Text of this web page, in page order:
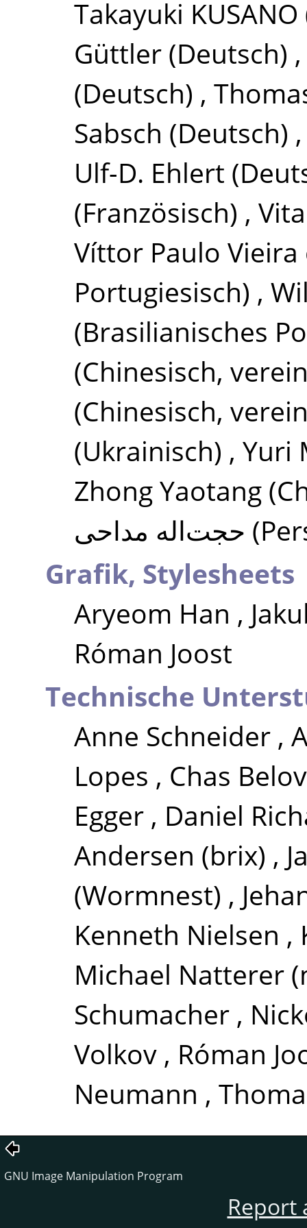
Takayuki KUSANO
Güttler (Deutsch)
(Deutsch) ,
Sabsch (Deutsch)
Ulf-D. Ehlert
(Französisch) ,
Víttor Paulo Vieira
Portugiesisch) ,
(Brasilianisches
(Chinesisch,
(Chinesisch,
(Ukrainisch) , Yuri
Zhong Yaotang
حجت‌اله مداحی
Grafik, Stylesheets
Aryeom Han ,
Róman Joost
Technische
Anne Schneider ,
Lopes , Chas Belov
Egger , Daniel
Andersen (brix) ,
(Wormnest) ,
Kenneth Nielsen ,
Michael Natterer
Schumacher ,
Volkov , Róman
Neumann ,
GNU Image Manipulation Program
Report